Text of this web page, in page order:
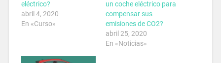
eléctrico?
abril 4, 2020
En «Curso»
un coche eléctrico para
compensar sus
emisiones de CO2?
abril 25, 2020
En «Noticias»